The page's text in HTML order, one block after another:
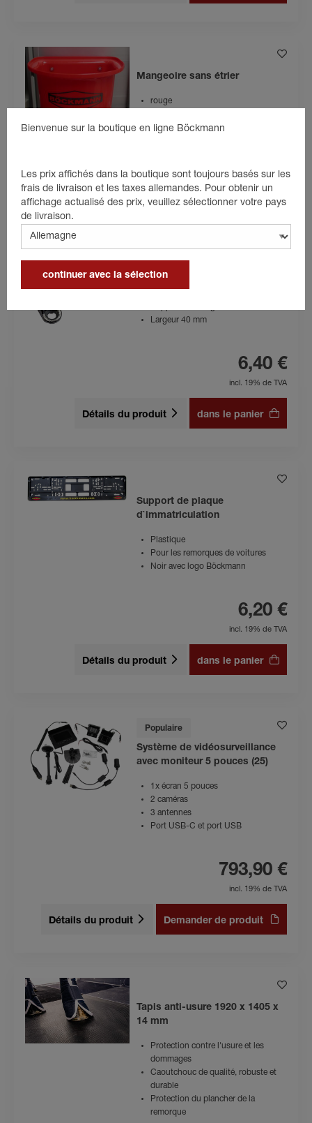
Mangeoire sans étrier
rouge
Détails du produit dans le panier
Largeur 40 mm
6,40 €
incl. 19% de TVA
Détails du produit dans le panier
Support de plaque
d`immatriculation
Plastique
Pour les remorques de voitures
Noir avec logo Böckmann
6,20 €
incl. 19% de TVA
Détails du produit dans le panier
Populaire
Système de vidéosurveillance
avec moniteur 5 pouces (25)
1x écran 5 pouces
2 caméras
3 antennes
Port USB-C et port USB
793,90 €
incl. 19% de TVA
Détails du produit Demander de produit
Tapis anti-usure 1920 x 1405 x
14 mm
Protection contre l'usure et les
dommages
Caoutchouc de qualité, robuste et
durable
Protection du plancher de la
remorque
Bienvenue sur la boutique en ligne Böckmann
Les prix affichés dans la boutique sont toujours basés sur les
frais de livraison et les taxes allemandes. Pour obtenir un
affichage actualisé des prix, veuillez sélectionner votre pays
de livraison.
continuer avec la sélection